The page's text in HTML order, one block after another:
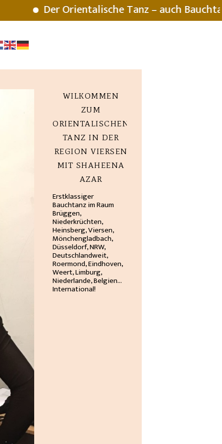
Der Orientalische Tanz – auch
WILKOMMEN
ZUM
ORIENTALISCHEN
TANZ IN DER
REGION VIERSEN
MIT SHAHEENA
AZAR
Erstklassiger
Bauchtanz im Raum
Brüggen,
Niederkrüchten,
Heinsberg, Viersen,
Mönchengladbach,
Düsseldorf, NRW,
Deutschlandweit,
Roermond, Eindhoven,
Weert, Limburg,
Niederlande, Belgien…
International!